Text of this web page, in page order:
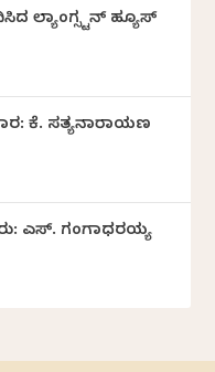
ಲ್ಯಾಂಗ್ಸ್ಟನ್ ಹ್ಯೂಸ್
ಕೆ. ಸತ್ಯನಾರಾಯಣ
ಎಸ್. ಗಂಗಾಧರಯ್ಯ